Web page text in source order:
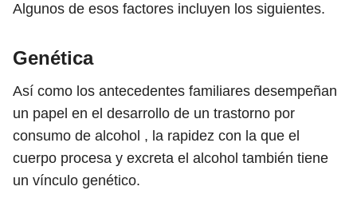
Algunos de esos factores incluyen los siguientes.
Genética
Así como los antecedentes familiares desempeñan
un papel en el desarrollo de un trastorno por
consumo de alcohol , la rapidez con la que el
cuerpo procesa y excreta el alcohol también tiene
un vínculo genético.